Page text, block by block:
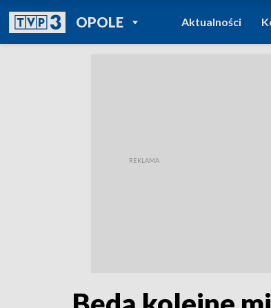
OPOLEPOWRÓT DO
TVP REGIONY
Aktualności